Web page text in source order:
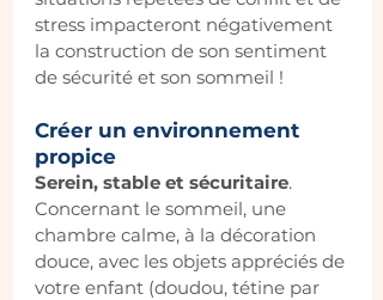
stress impacteront négativement
la construction de son sentiment
de sécurité et son sommeil !
Créer un environnement
propice
Serein, stable et sécuritaire.
Concernant le sommeil, une
chambre calme, à la décoration
douce, avec les objets appréciés de
votre enfant (doudou, tétine par